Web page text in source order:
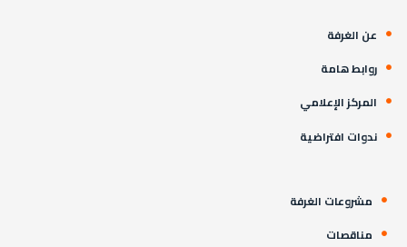
عن الغرفة
روابط هامة
المركز الإعلامي
ندوات افتراضية
مشروعات الغرفة
مناقصات